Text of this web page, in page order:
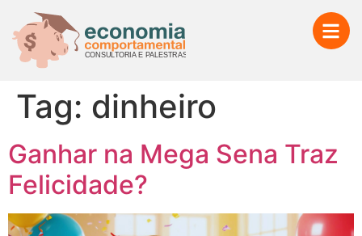
Tag: dinheiro
Ganhar na Mega Sena Traz
Felicidade?